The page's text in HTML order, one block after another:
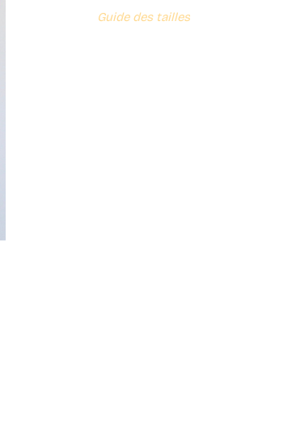
Guide des tailles